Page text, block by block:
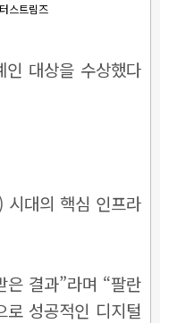
스트림즈
인 대상을 수상했다
시대의 핵심 인프라
결과”라며 “팔란
성공적인 디지털